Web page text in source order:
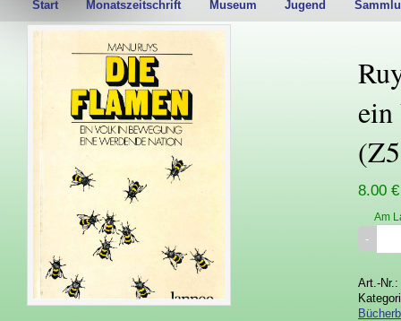
Start Monatszeitschrift Museum Jugend
ein
8.00 €
Am
Art.-Nr.: